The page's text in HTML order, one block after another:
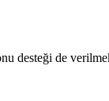
desteği de